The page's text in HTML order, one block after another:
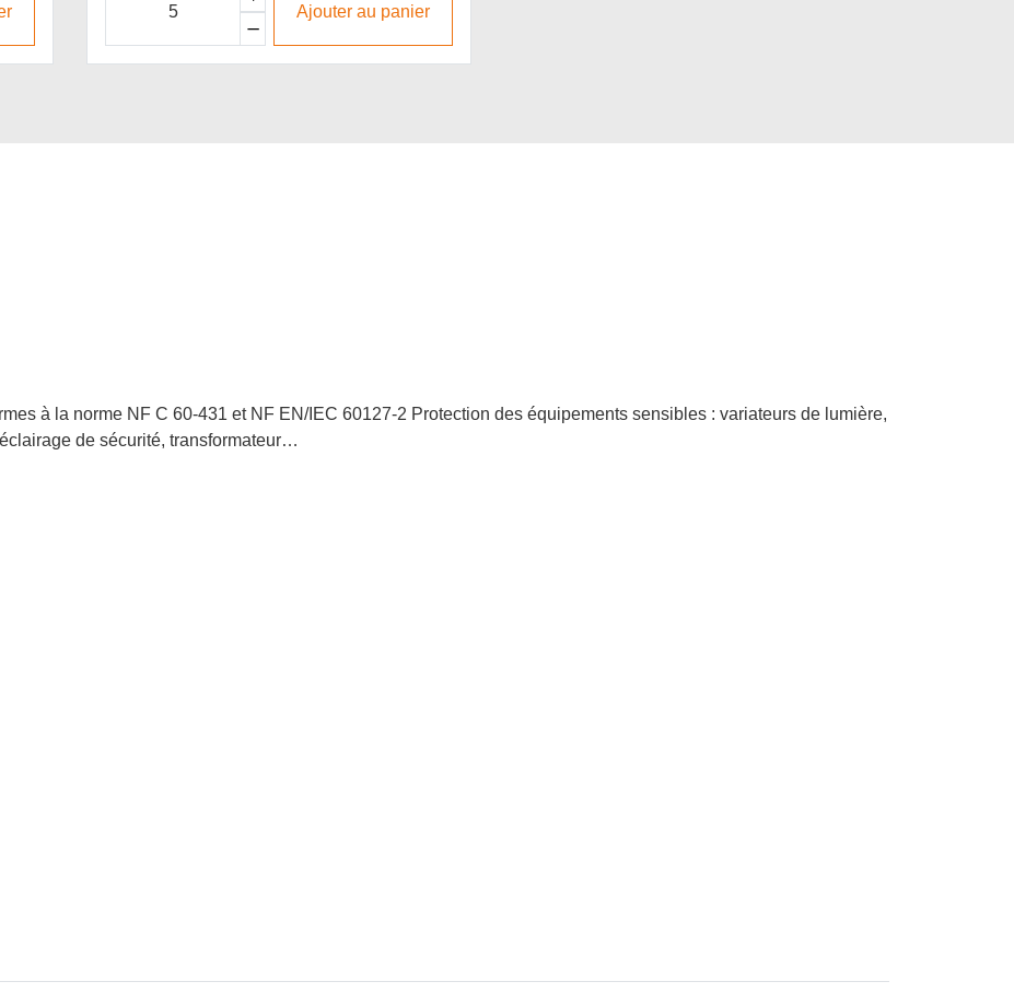
Ajouter au panier
à la norme NF C 60-431 et NF EN/IEC 60127-2 Protection des équipements sensibles : variateurs de lumière,
de sécurité, transformateur…